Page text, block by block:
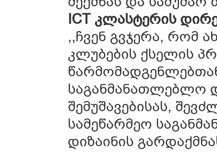
ICT კლასტერის
,,ჩვენ გვჯერა, რომ
კლუბების ქსელის
საგანმანათლებლო
შემუშავებისას,
სამეწარმეო
დიზაინის